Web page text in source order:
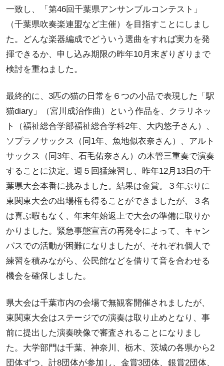
一致し、「第46回千葉県アンサンブルコンテスト」
（千葉県吹奏楽連盟など主催）を目指すことにしまし
た。どんな楽器編成でどういう選曲をすれば実力を発
揮できるか、申し込み期限の昨年10月末ぎりぎりまで
検討を重ねました。
最終的に、3匹の猫の日常を６つの小品で表現した「駅
猫diary」（宮川成治作曲）という作品を、クラリネッ
ト（福祉総合学部福祉総合学科2年、大内悠子さん）、
ソプラノサックス（同1年、魚地似衣奈さん）、アルト
サックス（同3年、石毛佑奈さん）の木管三重奏で演奏
することに決定。週５回猛練習し、昨年12月13日の千
葉県大会本番に挑みました。結果は金賞。３年ぶりに
東関東大会の出場権も得ることができましたが、３名
は喜ぶ暇もなく、年末年始返上で大会の準備に取りか
かりました。緊急事態宣言の再発令によって、キャン
パスでの活動が困難になりましたが、それぞれ個人で
練習を積みながら、公民館などを借りて音を合わせる
機会を確保しました。
県大会は千葉市内の会場で無観客開催されましたが、
東関東大会はステージでの演奏は取り止めとなり、事
前に提出した演奏映像で審査されることになりまし
た。大学部門は千葉、神奈川、栃木、茨城の各県から2
団体ずつ、計8団体が参加し、金賞3団体、銀賞2団体、